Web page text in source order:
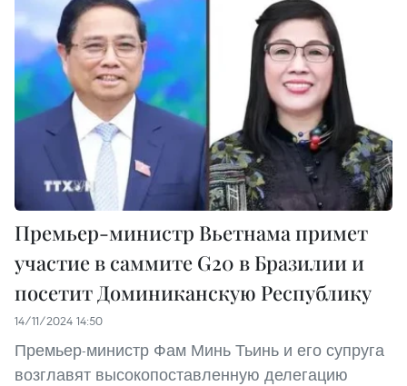
Премьер-министр Вьетнама примет
участие в саммите G20 в Бразилии и
посетит Доминиканскую Республику
14/11/2024 14:50
Премьер-министр Фам Минь Тьинь и его супруга
возглавят высокопоставленную делегацию